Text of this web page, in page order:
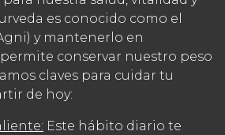
es conocido como el
y mantenerlo en
conservar nuestro peso
claves para cuidar tu
de hoy:
Este hábito diario te